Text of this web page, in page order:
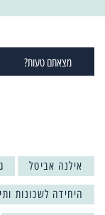
מצאתם טעות?
אילנה אביטל
היחידה לשכונות